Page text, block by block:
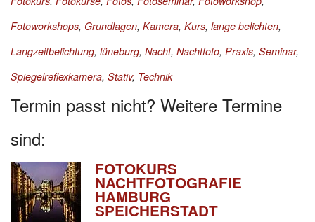
Fotoworkshops, Grundlagen, Kamera, Kurs, lange belichten,
Langzeitbelichtung, lüneburg, Nacht, Nachtfoto, Praxis, Seminar,
Spiegelreflexkamera, Stativ, Technik
Termin passt nicht? Weitere Termine
sind:
FOTOKURS
NACHTFOTOGRAFIE
HAMBURG
SPEICHERSTADT